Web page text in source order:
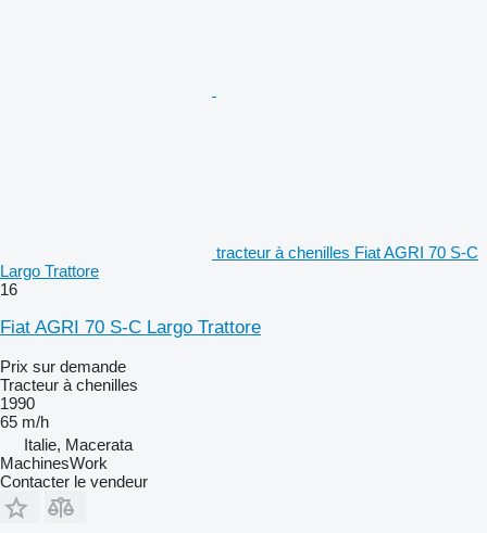
tracteur à chenilles Fiat AGRI 70 S-C
Largo Trattore
16
Fiat AGRI 70 S-C Largo Trattore
Prix sur demande
Tracteur à chenilles
1990
65 m/h
Italie, Macerata
MachinesWork
Contacter le vendeur